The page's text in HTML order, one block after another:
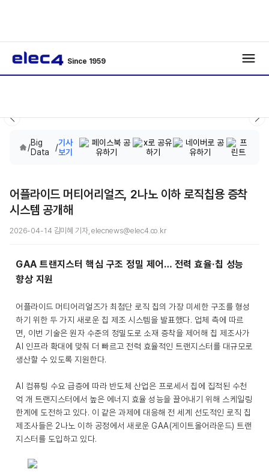
Since 1959
/Big
Data
/기사
보기
어플라이드 머티어리얼즈, 2나노 이하 로직칩용 증착
시스템 공개해
2026-04-14 김미혜 기자, elecnews@elec4.co.kr
GAA 트랜지스터 핵심 구조 정밀 제어… 전력 효율·칩 성능
향상 지원
어플라이드 머티어리얼즈가 최첨단 로직 칩의 가장 미세한 구조를 형성
하기 위한 두 가지 새로운 칩 제조 시스템을 발표했다. 업체 측에 따르
면, 이번 기술은 원자 수준의 정밀도로 소재 증착을 제어해 칩 제조사가
AI 인프라 확대에 맞춰 더 빠르고 전력 효율적인 트랜지스터를 대규모로
생산할 수 있도록 지원한다.
AI 컴퓨팅 수요 급증에 따라 반도체 산업은 프로세서 칩에 집적된 수천
억 개 트랜지스터에서 높은 에너지 효율 성능을 끌어내기 위해 스케일링
한계에 도전하고 있다. 이 같은 과제에 대응해 전 세계 선도적인 로직 칩
제조사들은 2나노 이하 공정에서 새로운 GAA(게이트올어라운드) 트랜
지스터를 도입하고 있다.